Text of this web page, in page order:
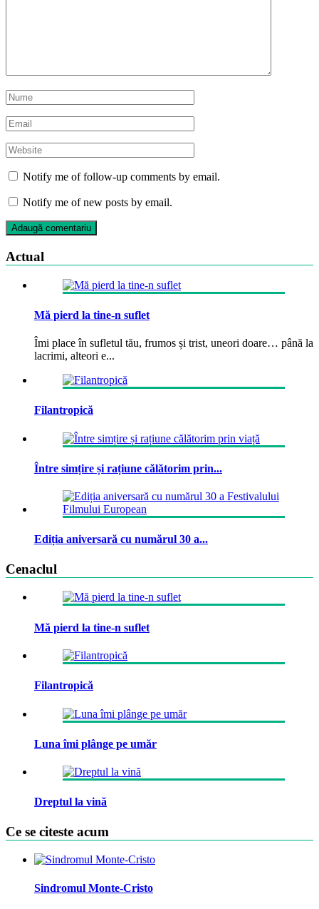
Notify me of follow-up comments by email.
Notify me of new posts by email.
Actual
Mă pierd la tine-n suflet
Îmi place în sufletul tău, frumos și trist, uneori doare… până la
lacrimi, alteori e...
Filantropică
Între simțire și rațiune călătorim prin...
Ediția aniversară cu numărul 30 a...
Cenaclul
Mă pierd la tine-n suflet
Filantropică
Luna îmi plânge pe umăr
Dreptul la vină
Ce se citeste acum
Sindromul Monte-Cristo